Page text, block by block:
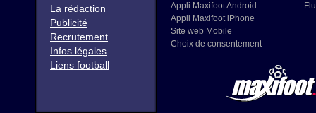
La rédaction
Publicité
Recrutement
Infos légales
Liens football
Appli Maxifoot Android
Appli Maxifoot iPhone
Site web Mobile
Choix de consentement